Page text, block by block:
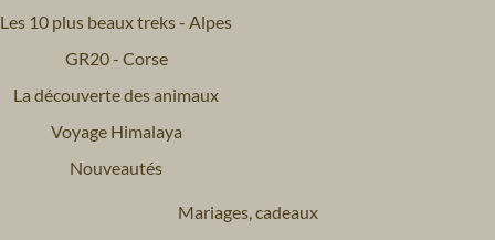
Les 10 plus beaux treks - Alpes
GR20 - Corse
La découverte des animaux
Voyage Himalaya
Nouveautés
Mariages, cadeaux